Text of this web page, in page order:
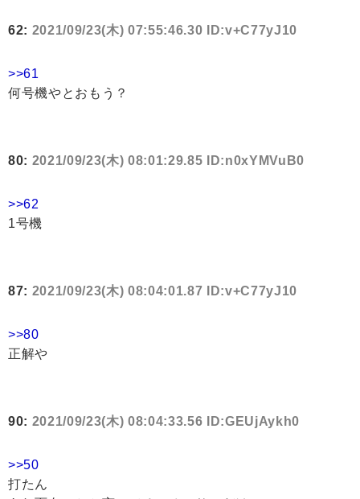
62: 2021/09/23(木) 07:55:46.30 ID:v+C77yJ10
>>61
何号機やとおもう？
80: 2021/09/23(木) 08:01:29.85 ID:n0xYMVuB0
>>62
1号機
87: 2021/09/23(木) 08:04:01.87 ID:v+C77yJ10
>>80
正解や
90: 2021/09/23(木) 08:04:33.56 ID:GEUjAykh0
>>50
打たん